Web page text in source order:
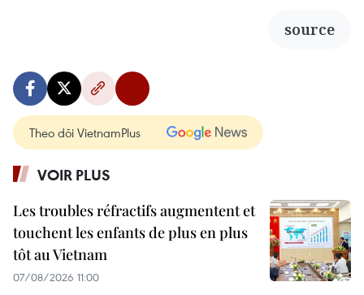
source
Theo dõi VietnamPlus
VOIR PLUS
Les troubles réfractifs augmentent et
touchent les enfants de plus en plus
tôt au Vietnam
07/08/2026 11:00